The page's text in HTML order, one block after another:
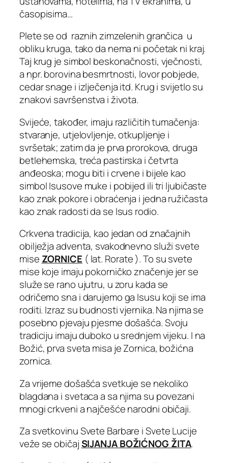
časopisima…
Plete se od raznih zimzelenih grančica u
obliku kruga, tako da nema ni početak ni kraj.
Taj krug je simbol beskonačnosti, vječnosti,
a npr. borovina besmrtnosti, lovor pobjede,
cedar snage i izlječenja itd. Krug i svijetlo su
znakovi savršenstva i života.
Svijeće, također, imaju različitih tumačenja:
stvaranje, utjelovljenje, otkupljenje i
svršetak; zatim da je prva prorokova, druga
betlehemska, treća pastirska i četvrta
anđeoska; mogu biti i crvene i bijele kao
simbol Isusove muke i pobijed ili tri ljubičaste
kao znak pokore i obraćenja i jedna ružičasta
kao znak radosti da se Isus rodio.
Crkvena tradicija, kao jedan od značajnih
obilježja adventa, svakodnevno služi svete
mise ZORNICE ( lat. Rorate ). To su svete
mise koje imaju pokorničko značenje jer se
služe se rano ujutru, u zoru kada se
odričemo sna i darujemo ga Isusu koji se ima
roditi. Izraz su budnosti vjernika. Na njima se
posebno pjevaju pjesme došašća. Svoju
tradiciju imaju duboko u srednjem vijeku. I na
Božić, prva sveta misa je Zornica, božićna
zornica.
Za vrijeme došašća svetkuje se nekoliko
blagdana i svetaca a sa njima su povezani
mnogi crkveni a najčešće narodni običaji.
Za svetkovinu Svete Barbare i Svete Lucije
veže se običajSIJANJA BOŽIĆNOG ŽITA.